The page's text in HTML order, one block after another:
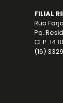
FILIAL
Rua
Pq.
CEP:
(16)